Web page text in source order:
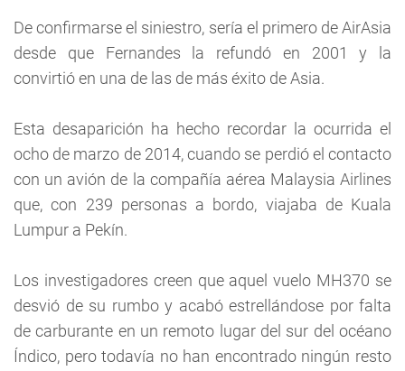
De confirmarse el siniestro, sería el primero de AirAsia
desde que Fernandes la refundó en 2001 y la
convirtió en una de las de más éxito de Asia.
Esta desaparición ha hecho recordar la ocurrida el
ocho de marzo de 2014, cuando se perdió el contacto
con un avión de la compañía aérea Malaysia Airlines
que, con 239 personas a bordo, viajaba de Kuala
Lumpur a Pekín.
Los investigadores creen que aquel vuelo MH370 se
desvió de su rumbo y acabó estrellándose por falta
de carburante en un remoto lugar del sur del océano
Índico, pero todavía no han encontrado ningún resto